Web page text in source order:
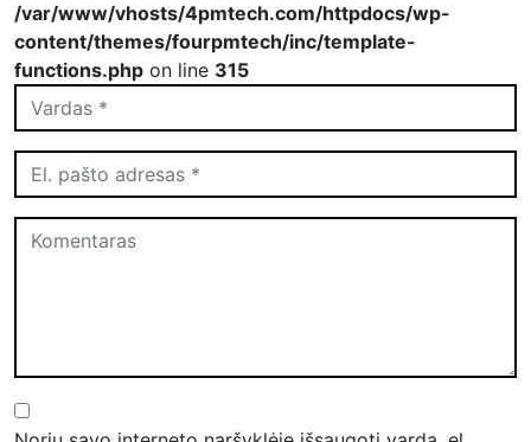
/var/www/vhosts/4pmtech.com/httpdocs/wp-
content/themes/fourpmtech/inc/template-
functions.php on line 315